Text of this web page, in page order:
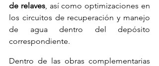
de relaves, así como optimizaciones en
los circuitos de recuperación y manejo
de agua dentro del depósito
correspondiente.
Dentro de las obras complementarias